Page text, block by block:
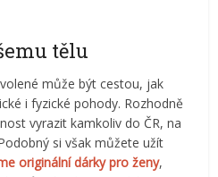
tělu
může být cestou, jak
i fyzické pohody. Rozhodně
vyrazit kamkoliv do ČR, na
si však můžete užít
originální dárky pro ženy,